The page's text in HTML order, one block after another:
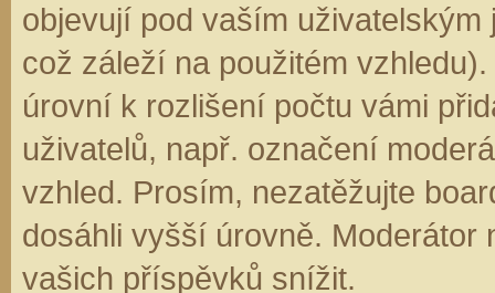
objevují pod vaším
což záleží na použitém
úrovní k rozlišení počtu vámi
uživatelů, např. označení
vzhled. Prosím, nezatěžujte
dosáhli vyšší úrovně. Moderátor
vašich příspěvků snížit.